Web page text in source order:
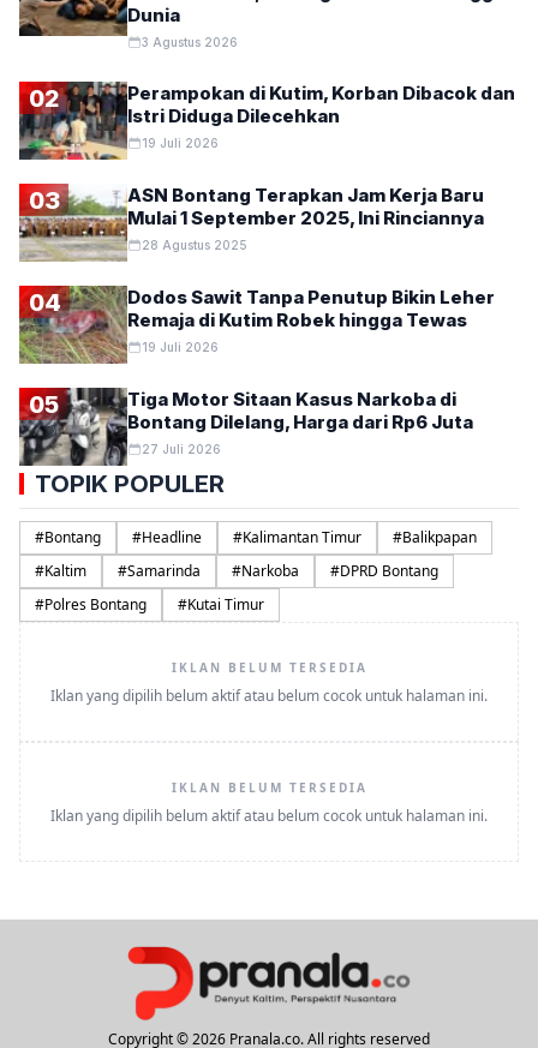
Dunia
3 Agustus 2026
02
Perampokan di Kutim, Korban Dibacok dan
Istri Diduga Dilecehkan
19 Juli 2026
03
ASN Bontang Terapkan Jam Kerja Baru
Mulai 1 September 2025, Ini Rinciannya
28 Agustus 2025
04
Dodos Sawit Tanpa Penutup Bikin Leher
Remaja di Kutim Robek hingga Tewas
19 Juli 2026
05
Tiga Motor Sitaan Kasus Narkoba di
Bontang Dilelang, Harga dari Rp6 Juta
27 Juli 2026
TOPIK POPULER
#Bontang #Headline #Kalimantan Timur #Balikpapan
#Kaltim #Samarinda #Narkoba #DPRD Bontang
#Polres Bontang #Kutai Timur
IKLAN BELUM TERSEDIA
Iklan yang dipilih belum aktif atau belum cocok untuk halaman ini.
IKLAN BELUM TERSEDIA
Iklan yang dipilih belum aktif atau belum cocok untuk halaman ini.
Copyright © 2026 Pranala.co. All rights reserved